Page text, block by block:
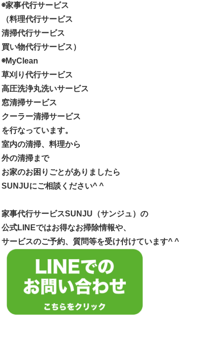
◉家事代行サービス
（料理代行サービス
清掃代行サービス
買い物代行サービス）
◉MyClean
草刈り代行サービス
高圧洗浄丸洗いサービス
窓清掃サービス
クーラー清掃サービス
を行なっています。
室内の清掃、料理から
外の清掃まで
お家のお困りごとがありましたら
SUNJUにご相談ください^ ^
家事代行サービスSUNJU（サンジュ）の
公式LINEではお得なお掃除情報や、
サービスのご予約、質問等を受け付けています^ ^